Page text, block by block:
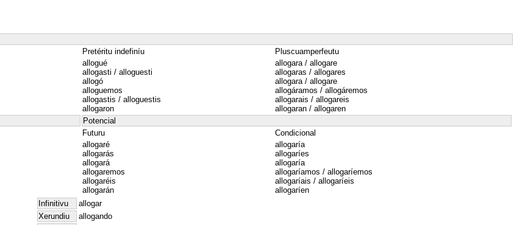
Pretéritu indefiníu
Pluscuamperfeutu
allogué
allogasti / alloguesti
allogó
alloguemos
allogastis / alloguestis
allogaron
allogara / allogare
allogaras / allogares
allogara / allogare
allogáramos / allogáremos
allogarais / allogareis
allogaran / allogaren
Potencial
Futuru
Condicional
allogaré
allogarás
allogará
allogaremos
allogaréis
allogarán
allogaría
allogaríes
allogaría
allogaríamos / allogaríemos
allogaríais / allogaríeis
allogaríen
Infinitivu
allogar
Xerundiu
allogando